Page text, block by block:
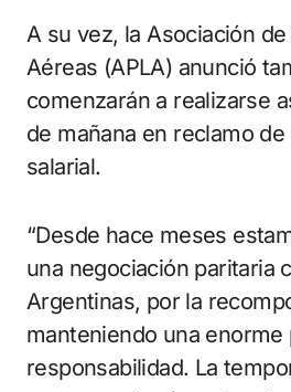
A su vez, la Asociación
Aéreas (APLA) anunció
comenzarán a realizarse
de mañana en reclamo
salarial.
“Desde hace meses
una negociación paritaria
Argentinas, por la
manteniendo una enorme
responsabilidad. La